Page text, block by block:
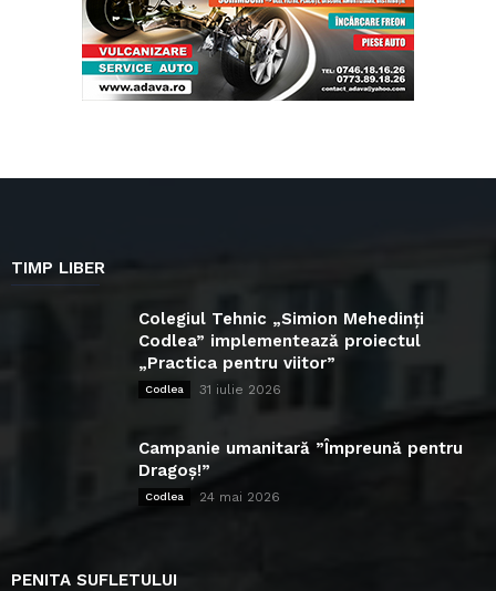
TIMP LIBER
Colegiul Tehnic „Simion Mehedinți
Codlea” implementează proiectul
„Practica pentru viitor”
Codlea 31 iulie 2026
Campanie umanitară ”Împreună pentru
Dragoș!”
Codlea 24 mai 2026
PENITA SUFLETULUI